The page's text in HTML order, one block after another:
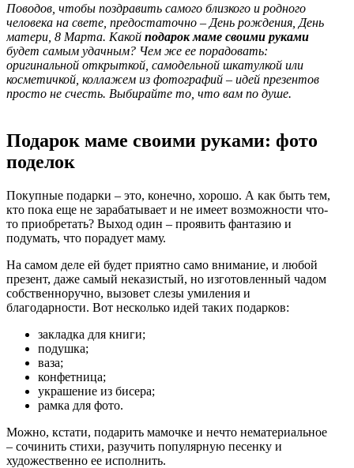
Поводов, чтобы поздравить самого близкого и родного
человека на свете, предостаточно – День рождения, День
матери, 8 Марта. Какой подарок маме своими руками
будет самым удачным? Чем же ее порадовать:
оригинальной открыткой, самодельной шкатулкой или
косметичкой, коллажем из фотографий – идей презентов
просто не счесть. Выбирайте то, что вам по душе.
Подарок маме своими руками: фото
поделок
Покупные подарки – это, конечно, хорошо. А как быть тем,
кто пока еще не зарабатывает и не имеет возможности что-
то приобретать? Выход один – проявить фантазию и
подумать, что порадует маму.
На самом деле ей будет приятно само внимание, и любой
презент, даже самый неказистый, но изготовленный чадом
собственноручно, вызовет слезы умиления и
благодарности. Вот несколько идей таких подарков:
закладка для книги;
подушка;
ваза;
конфетница;
украшение из бисера;
рамка для фото.
Можно, кстати, подарить мамочке и нечто нематериальное
– сочинить стихи, разучить популярную песенку и
художественно ее исполнить.